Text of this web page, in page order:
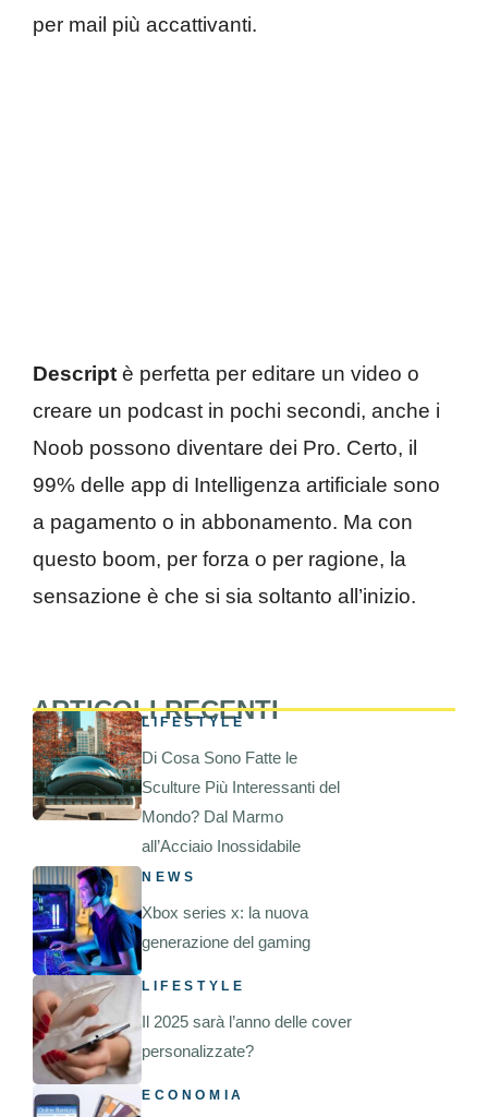
per mail più accattivanti.
Descript è perfetta per editare un video o
creare un podcast in pochi secondi, anche i
Noob possono diventare dei Pro. Certo, il
99% delle app di Intelligenza artificiale sono
a pagamento o in abbonamento. Ma con
questo boom, per forza o per ragione, la
sensazione è che si sia soltanto all’inizio.
ARTICOLI RECENTI
LIFESTYLE
Di Cosa Sono Fatte le
Sculture Più Interessanti del
Mondo? Dal Marmo
all’Acciaio Inossidabile
NEWS
Xbox series x: la nuova
generazione del gaming
LIFESTYLE
Il 2025 sarà l’anno delle cover
personalizzate?
ECONOMIA